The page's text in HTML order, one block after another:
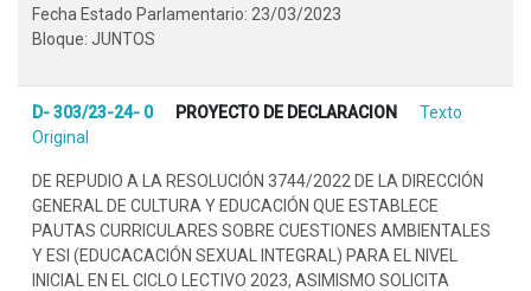
Fecha Estado Parlamentario: 23/03/2023
Bloque: JUNTOS
D- 303/23-24- 0 PROYECTO DE DECLARACION
Texto
Original
DE REPUDIO A LA RESOLUCIÓN 3744/2022 DE LA DIRECCIÓN
GENERAL DE CULTURA Y EDUCACIÓN QUE ESTABLECE
PAUTAS CURRICULARES SOBRE CUESTIONES AMBIENTALES
Y ESI (EDUCACACIÓN SEXUAL INTEGRAL) PARA EL NIVEL
INICIAL EN EL CICLO LECTIVO 2023, ASIMISMO SOLICITA